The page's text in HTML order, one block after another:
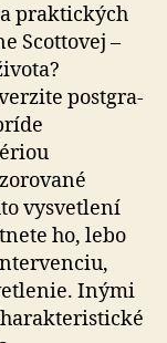
praktických
Scottovej –
post­gra­
vysvetlení
ho, lebo
Inými